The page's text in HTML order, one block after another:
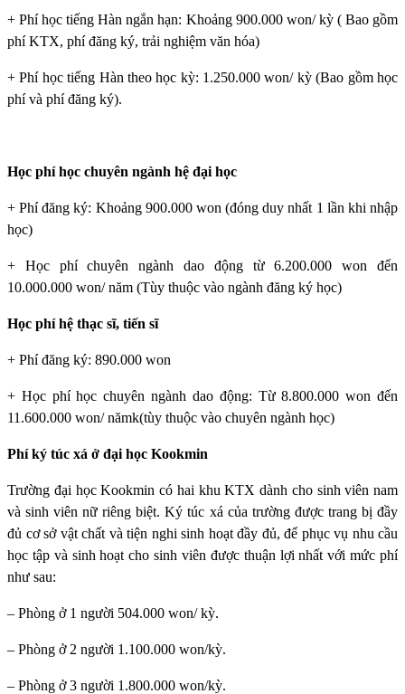
+ Phí học tiếng Hàn ngắn hạn: Khoảng 900.000 won/ kỳ ( Bao gồm
phí KTX, phí đăng ký, trải nghiệm văn hóa)
+ Phí học tiếng Hàn theo học kỳ: 1.250.000 won/ kỳ (Bao gồm học
phí và phí đăng ký).
Học phí học chuyên ngành hệ đại học
+ Phí đăng ký: Khoảng 900.000 won (đóng duy nhất 1 lần khi nhập
học)
+ Học phí chuyên ngành dao động từ 6.200.000 won đến
10.000.000 won/ năm (Tùy thuộc vào ngành đăng ký học)
Học phí hệ thạc sĩ, tiến sĩ
+ Phí đăng ký: 890.000 won
+ Học phí học chuyên ngành dao động: Từ 8.800.000 won đến
11.600.000 won/ nămk(tùy thuộc vào chuyên ngành học)
Phí ký túc xá ở đại học Kookmin
Trường đại học Kookmin có hai khu KTX dành cho sinh viên nam
và sinh viên nữ riêng biệt. Ký túc xá của trường được trang bị đầy
đủ cơ sở vật chất và tiện nghi sinh hoạt đầy đủ, để phục vụ nhu cầu
học tập và sinh hoạt cho sinh viên được thuận lợi nhất với mức phí
như sau:
– Phòng ở 1 người 504.000 won/ kỳ.
– Phòng ở 2 người 1.100.000 won/kỳ.
– Phòng ở 3 người 1.800.000 won/kỳ.